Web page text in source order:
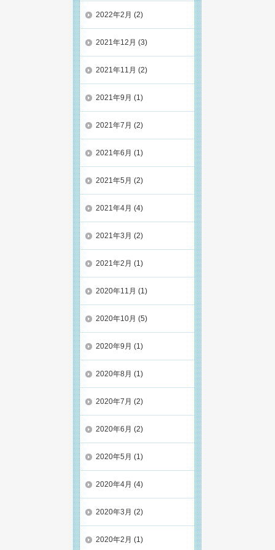
2022年2月 (2)
2021年12月 (3)
2021年11月 (2)
2021年9月 (1)
2021年7月 (2)
2021年6月 (1)
2021年5月 (2)
2021年4月 (4)
2021年3月 (2)
2021年2月 (1)
2020年11月 (1)
2020年10月 (5)
2020年9月 (1)
2020年8月 (1)
2020年7月 (2)
2020年6月 (2)
2020年5月 (1)
2020年4月 (4)
2020年3月 (2)
2020年2月 (1)